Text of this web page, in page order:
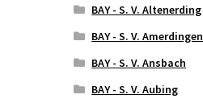
BAY - S. V. Altenerding
BAY - S. V. Amerdingen
BAY - S. V. Ansbach
BAY - S. V. Aubing